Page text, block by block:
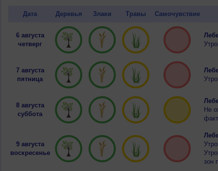
Дата Деревья Злаки Травы Самочувствие
6 августа
четверг
7 августа
пятница
8 августа
суббота
Не
9 августа
воскресенье
зон